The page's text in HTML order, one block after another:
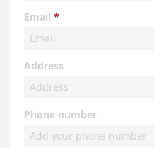
Email
Address
Phone number